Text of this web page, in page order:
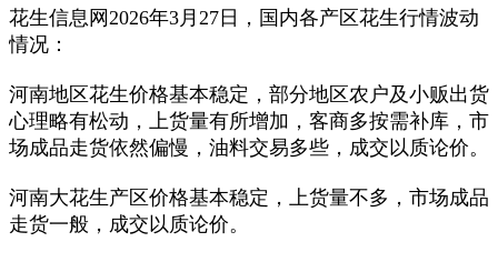
花生信息网 2026年3月 27 日，国内各产区花生行情波动
情况：
河南地区花生价格基本稳定，部分地区农户及小贩出货
心理略有松动，上货量有所增加，客商多按需补库，市
场成品走货依然偏慢，油料交易多些，成交以质论价。
河南大花生产区价格基本稳定，上货量不多，市场成品
走货一般，成交以质论价。